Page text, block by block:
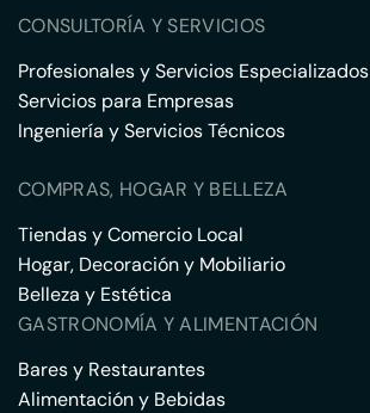
CONSULTORÍA Y SERVICIOS
Profesionales y Servicios Especializados
Servicios para Empresas
Ingeniería y Servicios Técnicos
COMPRAS, HOGAR Y BELLEZA
Tiendas y Comercio Local
Hogar, Decoración y Mobiliario
Belleza y Estética
GASTRONOMÍA Y ALIMENTACIÓN
Bares y Restaurantes
Alimentación y Bebidas